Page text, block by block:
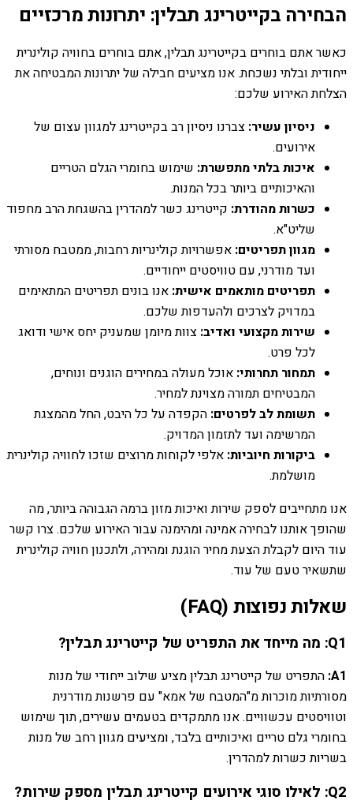
הבחירה בקייטרינג תבלין: יתרונות מרכזיים
כאשר אתם בוחרים בקייטרינג תבלין, אתם בוחרים בחוויה קולינרית
ייחודית ובלתי נשכחת. אנו מציעים חבילה של יתרונות המבטיחה את
הצלחת האירוע שלכם:
ניסיון עשיר: צברנו ניסיון רב בקייטרינג למגוון עצום של
אירועים.
איכות בלתי מתפשרת: שימוש בחומרי הגלם הטריים
והאיכותיים ביותר בכל המנות.
כשרות מהודרת: קייטרינג כשר למהדרין בהשגחת הרב מחפוד
שליט"א.
מגוון תפריטים: אפשרויות קולינריות רחבות, ממטבח מסורתי
ועד מודרני, עם טוויסטים ייחודיים.
תפריטים מותאמים אישית: אנו בונים תפריטים המתאימים
במדויק לצרכים ולהעדפות שלכם.
שירות מקצועי ואדיב: צוות מיומן שמעניק יחס אישי ודואג
לכל פרט.
תמחור תחרותי: אוכל מעולה במחירים הוגנים ונוחים,
המבטיחים תמורה מצוינת למחיר.
תשומת לב לפרטים: הקפדה על כל היבט, החל מהמצגת
המרשימה ועד לתזמון המדויק.
ביקורות חיוביות: אלפי לקוחות מרוצים שזכו לחוויה קולינרית
מושלמת.
אנו מתחייבים לספק שירות ואיכות מזון ברמה הגבוהה ביותר, מה
שהופך אותנו לבחירה אמינה ומהימנה עבור האירוע שלכם. צרו קשר
עוד היום לקבלת הצעת מחיר הוגנת ומהירה, ולתכנון חוויה קולינרית
שתשאיר טעם של עוד.
שאלות נפוצות (FAQ)
Q1: מה מייחד את התפריט של קייטרינג תבלין?
A1: התפריט של קייטרינג תבלין מציע שילוב ייחודי של מנות
מסורתיות מוכרות מ"המטבח של אמא" עם פרשנות מודרנית
וטוויסטים עכשוויים. אנו מתמקדים בטעמים עשירים, תוך שימוש
בחומרי גלם טריים ואיכותיים בלבד, ומציעים מגוון רחב של מנות
בשריות כשרות למהדרין.
Q2: לאילו סוגי אירועים קייטרינג תבלין מספק שירות?